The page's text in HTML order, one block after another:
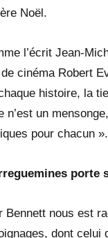
Noël.
l’écrit Jean-
cinéma Robert
histoire, la
n’est un
pour chacun ».
porte
Bennett nous est
dont celui